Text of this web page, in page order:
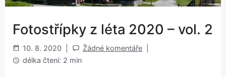
Fotostřípky z léta 2020 – vol. 2
10. 8. 2020 Žádné komentáře
délka čtení: 2 min